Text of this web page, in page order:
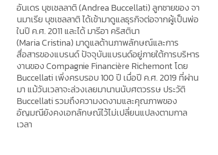
อันเดร บุชเชลลาติ (AndreaBuccellati)ลูกชายของจา
นมาเรียบุชเชลลาติได้เข้ามาดูแลธุรกิจต่อจากผู้เป็นพ่อ
ในปีค.ศ. 2011และได้มารีอา คริสตินา
(MariaCristina) มาดูแลด้านภาพลักษณ์และการ
สื่อสารของแบรนด์ปัจจุบันแบรนด์อยู่ภายใต้การบริหาร
งานของCompagnieFinancièreRichemontโดย
Buccellati เพิ่งครบรอบ 100 ปี เมื่อปี ค.ศ. 2019 ที่ผ่าน
มาแม้วันเวลาจะล่วงเลยมานานนับศตวรรษประวัติ
Buccellati รวมถึงความงดงามและคุณภาพของ
อัญมณียังคงเอกลักษณ์ไว้ไม่เปลี่ยนแปลงตามกาล
เวลา